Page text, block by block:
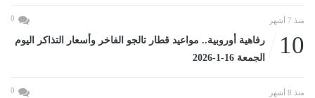
منذ 7 أشهر 0
10
رفاهية أوروبية.. مواعيد قطار تالجو الفاخر وأسعار التذاكر اليوم
الجمعة 16-1-2026
منذ 8 أشهر 0